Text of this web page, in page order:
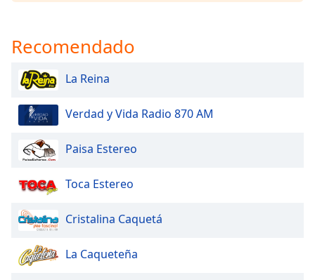
Text
Background
Opacity
Caption
Background
Color
Recomendado
La Reina
Verdad y Vida Radio 870 AM
Paisa Estereo
Toca Estereo
Cristalina Caquetá
La Caqueteña